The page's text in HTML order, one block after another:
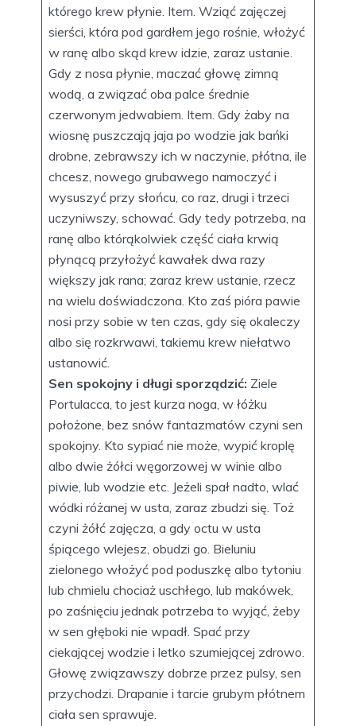
którego krew płynie. Item. Wziąć zajęczej
sierści, która pod gardłem jego rośnie, włożyć
w ranę albo skąd krew idzie, zaraz ustanie.
Gdy z nosa płynie, maczać głowę zimną
wodą, a związać oba palce średnie
czerwonym jedwabiem. Item. Gdy żaby na
wiosnę puszczają jaja po wodzie jak bańki
drobne, zebrawszy ich w naczynie, płótna, ile
chcesz, nowego grubawego namoczyć i
wysuszyć przy słońcu, co raz, drugi i trzeci
uczyniwszy, schować. Gdy tedy potrzeba, na
ranę albo którąkolwiek część ciała krwią
płynącą przyłożyć kawałek dwa razy
większy jak rana; zaraz krew ustanie, rzecz
na wielu doświadczona. Kto zaś pióra pawie
nosi przy sobie w ten czas, gdy się okaleczy
albo się rozkrwawi, takiemu krew niełatwo
ustanowić.
Sen spokojny i długi sporządzić: Ziele
Portulacca, to jest kurza noga, w łóżku
położone, bez snów fantazmatów czyni sen
spokojny. Kto sypiać nie może, wypić kroplę
albo dwie żółci węgorzowej w winie albo
piwie, lub wodzie etc. Jeżeli spał nadto, wlać
wódki różanej w usta, zaraz zbudzi się. Toż
czyni żółć zajęcza, a gdy octu w usta
śpiącego wlejesz, obudzi go. Bieluniu
zielonego włożyć pod poduszkę albo tytoniu
lub chmielu chociaż uschłego, lub makówek,
po zaśnięciu jednak potrzeba to wyjąć, żeby
w sen głęboki nie wpadł. Spać przy
ciekającej wodzie i letko szumiejącej zdrowo.
Głowę związawszy dobrze przez pulsy, sen
przychodzi. Drapanie i tarcie grubym płótnem
ciała sen sprawuje.